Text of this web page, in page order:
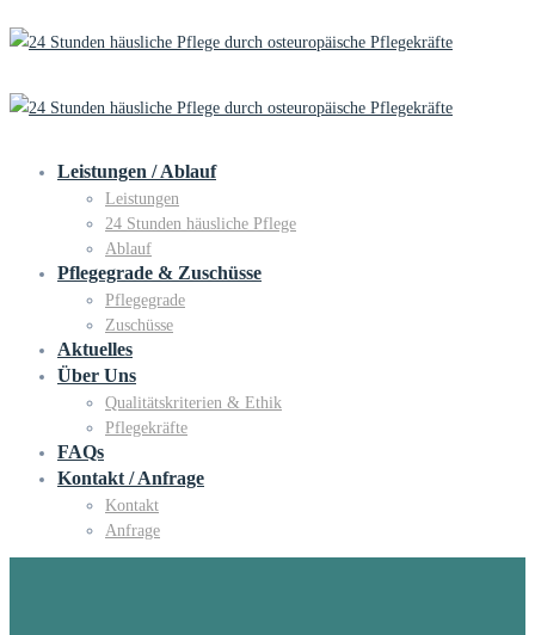
Leistungen / Ablauf
Leistungen
24 Stunden häusliche Pflege
Ablauf
Pflegegrade & Zuschüsse
Pflegegrade
Zuschüsse
Aktuelles
Über Uns
Qualitätskriterien & Ethik
Pflegekräfte
FAQs
Kontakt / Anfrage
Kontakt
Anfrage